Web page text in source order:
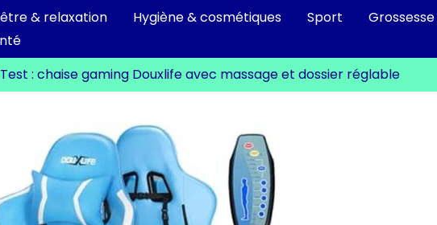
& relaxation Hygiène & cosmétiques Sport
Test : chaise gaming Douxlife avec massage et dossier réglable